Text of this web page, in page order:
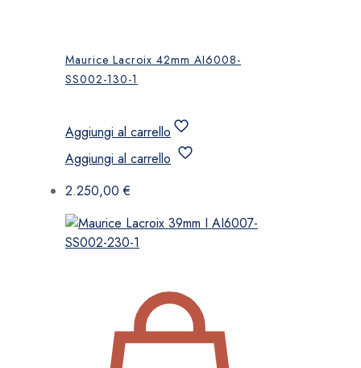
Maurice Lacroix 42mm AI6008-
SS002-130-1
Aggiungi al carrello
Aggiungi al carrello
2.250,00€